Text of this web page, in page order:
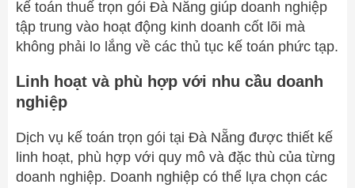
kế toán thuế trọn gói Đà Nẵng giúp doanh nghiệp
tập trung vào hoạt động kinh doanh cốt lõi mà
không phải lo lắng về các thủ tục kế toán phức tạp.
Linh hoạt và phù hợp với nhu cầu doanh
nghiệp
Dịch vụ kế toán trọn gói tại Đà Nẵng được thiết kế
linh hoạt, phù hợp với quy mô và đặc thù của từng
doanh nghiệp. Doanh nghiệp có thể lựa chọn các